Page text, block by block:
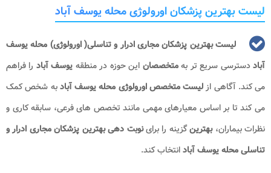
لیست بهترین پزشکان اورولوژی محله یوسف آباد
لیست بهترین پزشکان مجاری ادرار و تناسلی( اورولوژی) محله یوسف
آباددسترسی سریع تر بهمتخصصان این حوزه در منطقه یوسف آباد را فراهم
می کند. آگاهی ازلیست متخصص اورولوژی محله یوسف آبادبه شخص کمک
می کند تا بر اساس معیارهای مهمی مانند تخصص های فرعی، سابقه کاری و
نظرات بیماران،بهترینگزینه را براینوبت دهی بهترین پزشکان مجاری ادرار و
تناسلی محله یوسف آبادانتخاب کند.